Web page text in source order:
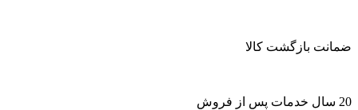
ضمانت بازگشت کالا
20 سال خدمات پس از فروش